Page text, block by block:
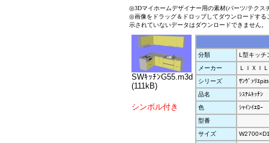
◎3Dマイホームデザイナー用の素材(パーツ/テクス
◎画像をドラッグ＆ドロップしてダウンロードす
示されていないデータはダウンロードできません。
SWｷｯﾁﾝG55.m3d
(111kB)
シンボル付き
分類
L型キッチ
メーカー
ＬＩＸＩＬ
シリーズ
ｻﾝｳﾞｧﾘｴ
品名
ｼｽﾃﾑｷｯﾁﾝ
色
ｼｬｲﾝｲｴﾛｰ
型番
サイズ